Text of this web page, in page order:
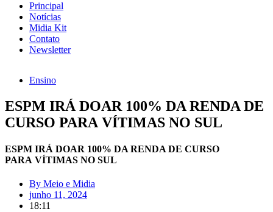
Principal
Notícias
Midia Kit
Contato
Newsletter
Ensino
ESPM IRÁ DOAR 100% DA RENDA DE
CURSO PARA VÍTIMAS NO SUL
ESPM IRÁ DOAR 100% DA RENDA DE CURSO
PARA VÍTIMAS NO SUL
By Meio e Midia
junho 11, 2024
18:11